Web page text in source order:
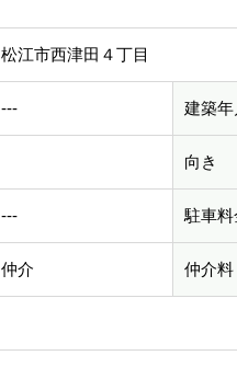
松江市西津田４丁目
--- 建築年
向き
--- 駐車料
仲介 仲介料